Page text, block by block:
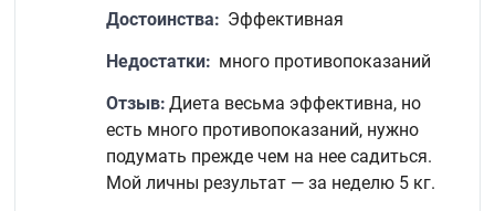
Достоинства: Эффективная
Недостатки: много противопоказаний
Отзыв: Диета весьма эффективна, но
есть много противопоказаний, нужно
подумать прежде чем на нее садиться.
Мой личны результат — за неделю 5 кг.